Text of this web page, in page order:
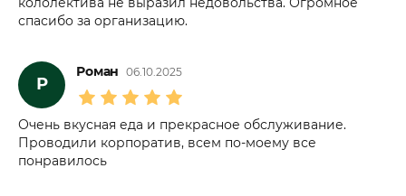
спасибо за организацию.
Р
Роман 06.10.2025
Очень вкусная еда и прекрасное обслуживание.
Проводили корпоратив, всем по-моему все
понравилось